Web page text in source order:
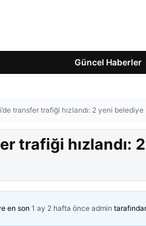
Güncel Haberler
transfer trafiği hızlandı: 2 yeni
trafiği hızlandı:
en son 1 ay 2 hafta önce admin